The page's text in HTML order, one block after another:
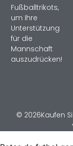
Fußballtrikots,
um Ihre
Unterstützung
für die
Mannschaft
auszudrücken!
© 2026Kaufen